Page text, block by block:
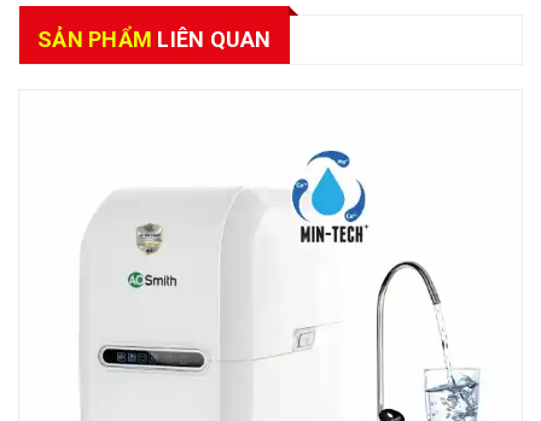
SẢN PHẨM LIÊN QUAN